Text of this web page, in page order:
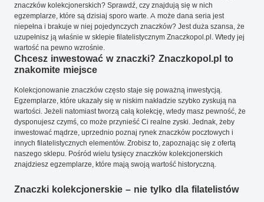
znaczków kolekcjonerskich? Sprawdź, czy znajdują się w nich
egzemplarze, które są dzisiaj sporo warte. A może dana seria jest
niepełna i brakuje w niej pojedynczych znaczków? Jest duża szansa, że
uzupełnisz ją właśnie w sklepie filatelistycznym Znaczkopol.pl. Wtedy jej
wartość na pewno wzrośnie.
Chcesz inwestować w znaczki? Znaczkopol.pl to
znakomite miejsce
Kolekcjonowanie znaczków często staje się poważną inwestycją.
Egzemplarze, które ukazały się w niskim nakładzie szybko zyskują na
wartości. Jeżeli natomiast tworzą całą kolekcję, wtedy masz pewność, że
dysponujesz czymś, co może przynieść Ci realne zyski. Jednak, żeby
inwestować mądrze, uprzednio poznaj rynek znaczków pocztowych i
innych filatelistycznych elementów. Zrobisz to, zapoznając się z ofertą
naszego sklepu. Pośród wielu tysięcy znaczków kolekcjonerskich
znajdziesz egzemplarze, które mają swoją wartość historyczną.
Znaczki kolekcjonerskie – nie tylko dla filatelistów